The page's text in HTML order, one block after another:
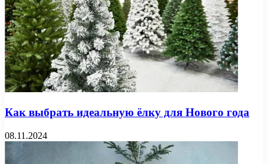
Как выбрать идеальную ёлку для Нового года
08.11.2024